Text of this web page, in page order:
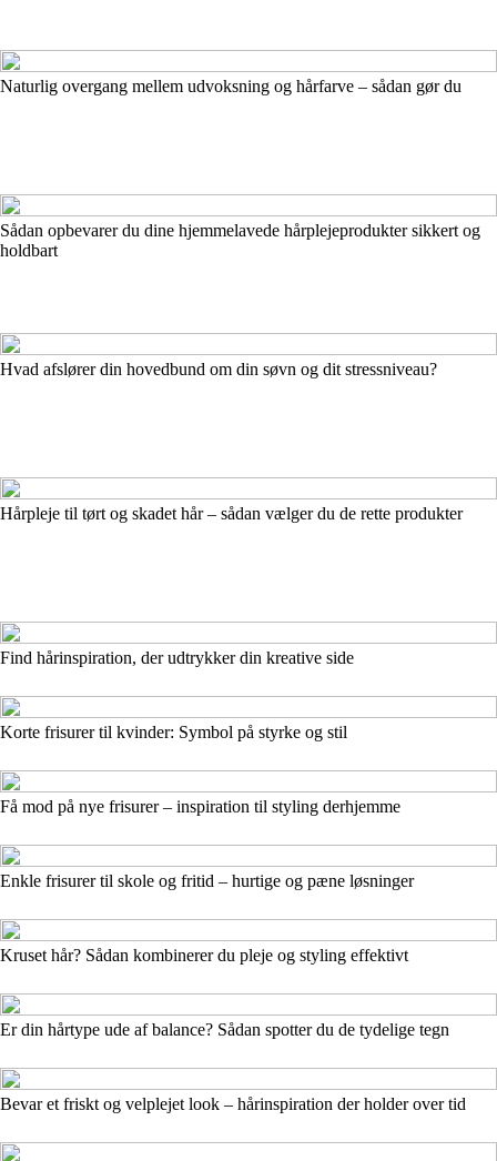
Naturlig overgang mellem udvoksning og hårfarve – sådan gør du
Sådan opbevarer du dine hjemmelavede hårplejeprodukter sikkert og
holdbart
Hvad afslører din hovedbund om din søvn og dit stressniveau?
Hårpleje til tørt og skadet hår – sådan vælger du de rette produkter
Find hårinspiration, der udtrykker din kreative side
Korte frisurer til kvinder: Symbol på styrke og stil
Få mod på nye frisurer – inspiration til styling derhjemme
Enkle frisurer til skole og fritid – hurtige og pæne løsninger
Kruset hår? Sådan kombinerer du pleje og styling effektivt
Er din hårtype ude af balance? Sådan spotter du de tydelige tegn
Bevar et friskt og velplejet look – hårinspiration der holder over tid